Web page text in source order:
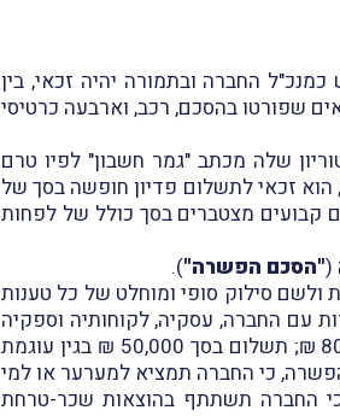
החברה ובתמורה יהיה זכאי, בין
שפורטו בהסכם, רכב, וארבעה כרטיסי
שלה מכתב "גמר חשבון" לפיו טרם
ועל-פי הדין בסך כולל של לפחות 5,679,681 ₪. לטענת המערער, הוא זכאי לתשלום פדיון חופשה בסך של
תכנית האופציות בשווי כספי של 3,631,000 ₪, למענקים שנתיים קבועים מצטברים בסך כולל של לפחות
"הסכם הפשרה").
סילוק סופי ומוחלט של כל טענות
לסודיות ולאי-תחרות עם החברה, עסקיה, לקוחותיה וספקיה
לתקופה של 5 שנים מיום סיום יחסי העבודה ביום 31.10.2012, בסך של 696,000 ₪; תשלום פדיון חופשה בסך 800,369 ₪; תשלום בסך 50,000 ₪ בגין עוגמת
כי החברה תמציא למערער או למי
החברה תשתתף בהוצאות שכר-טרחת